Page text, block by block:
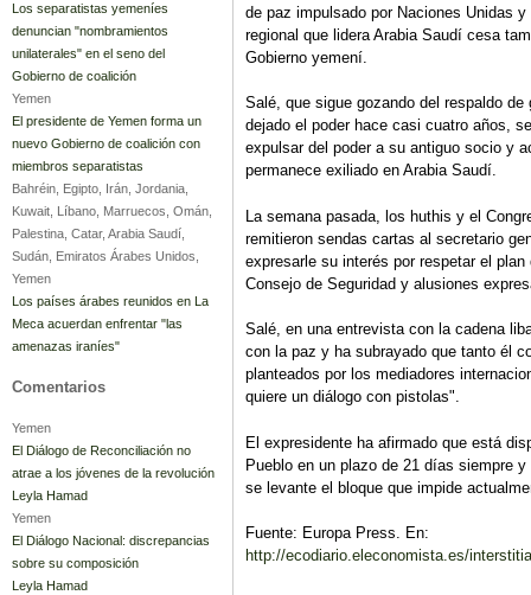
de paz impulsado por Naciones Unidas
regional que lidera Arabia Saudí cesa
Gobierno yemení.
Salé, que sigue gozando del respaldo
dejado el poder hace casi cuatro años,
expulsar del poder a su antiguo socio y
permanece exiliado en Arabia Saudí.
La semana pasada, los huthis y el
remitieron sendas cartas al secretario
expresarle su interés por respetar el
Consejo de Seguridad y alusiones
Salé, en una entrevista con la cadena
con la paz y ha subrayado que tanto él
planteados por los mediadores
quiere un diálogo con pistolas".
El expresidente ha afirmado que está
Pueblo en un plazo de 21 días siempre
se levante el bloque que impide
Fuente: Europa Press. En:
http://ecodiario.eleconomista.es/
Los separatistas yemeníes
denuncian "nombramientos
unilaterales" en el seno del
Gobierno de coalición
Yemen
El presidente de Yemen forma un
nuevo Gobierno de coalición con
miembros separatistas
Bahréin, Egipto, Irán, Jordania,
Kuwait, Líbano, Marruecos, Omán,
Palestina, Catar, Arabia Saudí,
Sudán, Emiratos Árabes Unidos,
Yemen
Los países árabes reunidos en La
Meca acuerdan enfrentar "las
amenazas iraníes"
Comentarios
Yemen
El Diálogo de Reconciliación no
atrae a los jóvenes de la revolución
Leyla Hamad
Yemen
El Diálogo Nacional: discrepancias
sobre su composición
Leyla Hamad